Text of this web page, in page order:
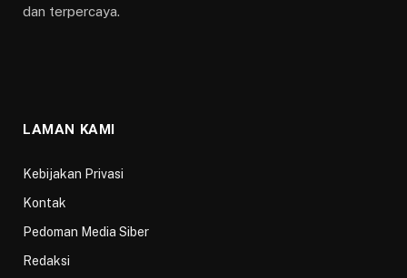
dan terpercaya.
LAMAN KAMI
Kebijakan Privasi
Kontak
Pedoman Media Siber
Redaksi